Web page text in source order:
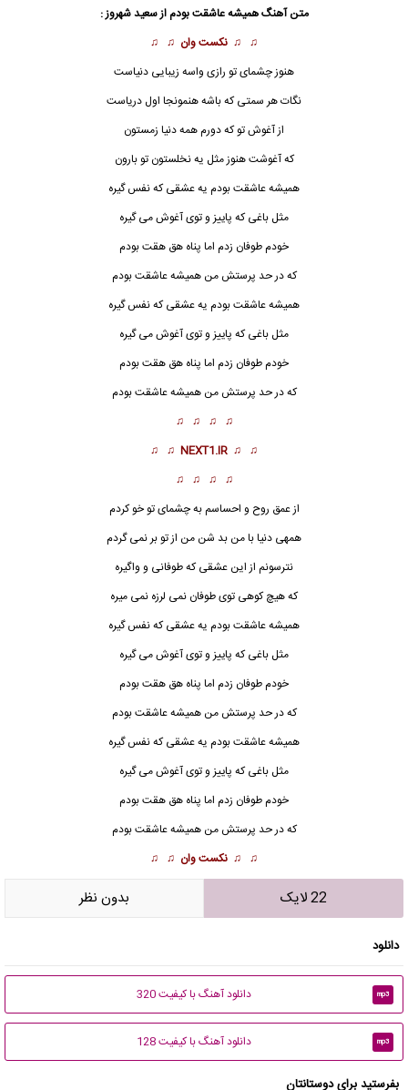
متن آهنگ همیشه عاشقت بودم ازسعید شهروز:
♫ ♫ نکست وان ♫ ♫
هنوز چشمای تو رازی واسه زیبایی دنیاست
نگات هر سمتی که باشه هنمونجا اول دریاست
از آغوش تو که دورم همه دنیا زمستون
که آغوشت هنوز مثل یه نخلستون تو بارون
همیشه عاشقت بودم یه عشقی که نفس گیره
مثل باغی که پاییز و توی آغوش می گیره
خودم طوفان زدم اما پناه هق هقت بودم
که در حد پرستش من همیشهعاشقت بودم
همیشه عاشقت بودم یه عشقی که نفس گیره
مثل باغی که پاییز و توی آغوش می گیره
خودم طوفان زدم اما پناه هق هقت بودم
که در حد پرستش من همیشه عاشقت بودم
♫ ♫ ♫ ♫
♫ ♫
NEXT1.IR
♫ ♫
♫ ♫ ♫ ♫
از عمق روح و احساسم به چشمای تو خو کردم
همهی دنیا با من بد شن من از تو بر نمی گردم
نترسونم از این عشقی که طوفانی و واگیره
که هیچ کوهی توی طوفان نمی لرزه نمی میره
همیشه عاشقت بودم یه عشقی که نفس گیره
مثل باغی که پاییز و توی آغوش می گیره
خودم طوفان زدم اما پناه هق هقت بودم
که در حد پرستش من همیشهعاشقت بودم
همیشه عاشقت بودم یه عشقی که نفس گیره
مثل باغی که پاییز و توی آغوش می گیره
خودم طوفان زدم اما پناه هق هقت بودم
که در حد پرستش من همیشه عاشقت بودم
♫ ♫ نکست وان ♫ ♫
22 لایک بدون نظر
دانلود
mp3 دانلود آهنگ با کیفیت 320
mp3 دانلود آهنگ با کیفیت 128
بفرستید برای دوستانتان